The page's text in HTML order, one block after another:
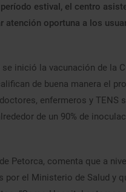
estival, el centro
oportuna a los
inició la vacunación de la
de buena manera el
enfermeros y TENS
de un 90% de
Petorca, comenta que a
por el Ministerio de Salud y